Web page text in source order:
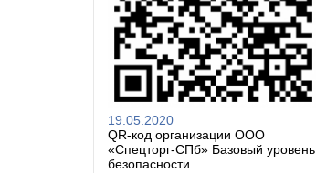
19.05.2020
QR-код организации ООО
«Спецторг-СПб» Базовый уровень
безопасности